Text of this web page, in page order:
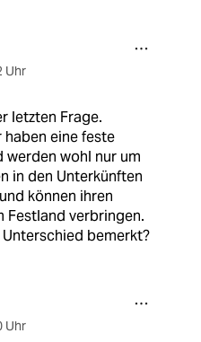
Uhr
letzten Frage.
eine feste
werden wohl nur um
in den Unterkünften
können ihren
Festland verbringen.
Unterschied bemerkt?
Uhr